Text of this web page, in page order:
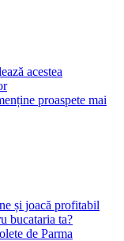
acestea
proaspete mai
și joacă profitabil
bucataria ta?
de Parma